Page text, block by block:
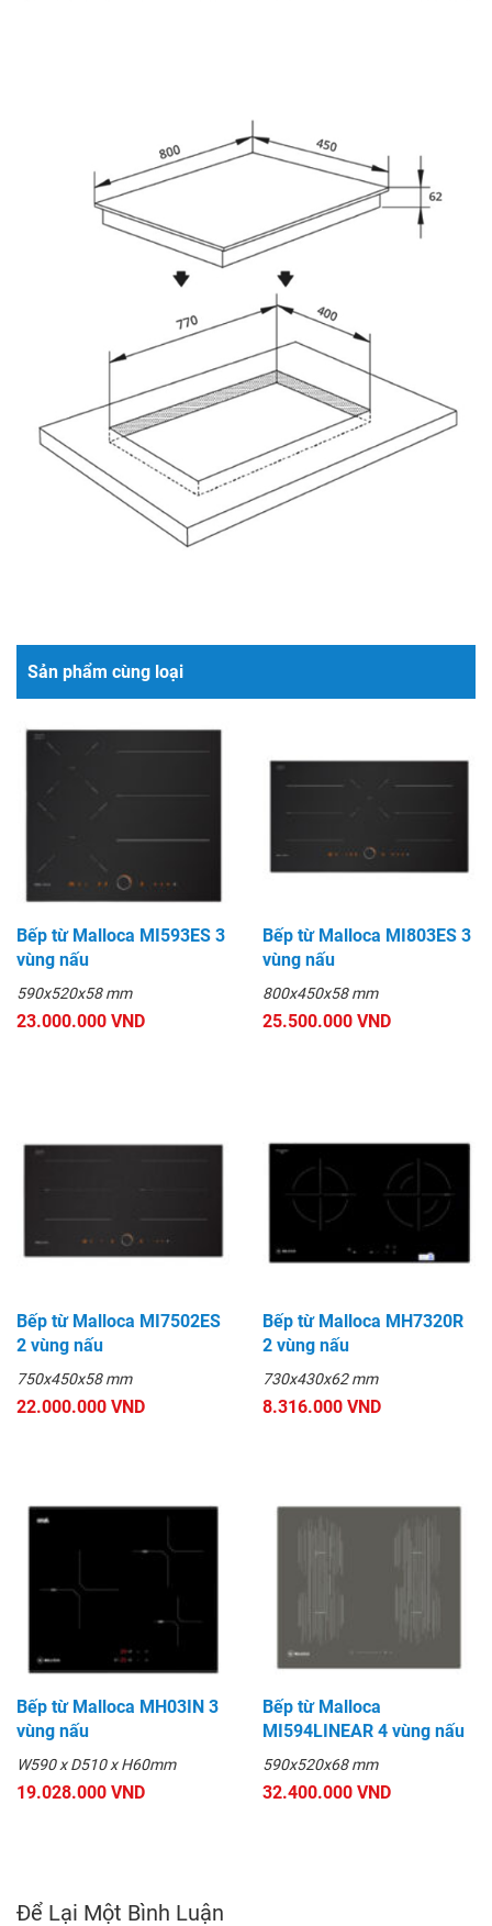
Sản phẩm cùng loại
Bếp từ Malloca MI593ES 3
vùng nấu
590x520x58 mm
23.000.000 VND
Bếp từ Malloca MI803ES 3
vùng nấu
800x450x58 mm
25.500.000 VND
Bếp từ Malloca MI7502ES
2 vùng nấu
750x450x58 mm
22.000.000 VND
Bếp từ Malloca MH7320R
2 vùng nấu
730x430x62 mm
8.316.000 VND
Bếp từ Malloca MH03IN 3
vùng nấu
W590 x D510 x H60mm
19.028.000 VND
Bếp từ Malloca
MI594LINEAR 4 vùng nấu
590x520x68 mm
32.400.000 VND
Để Lại Một Bình Luận